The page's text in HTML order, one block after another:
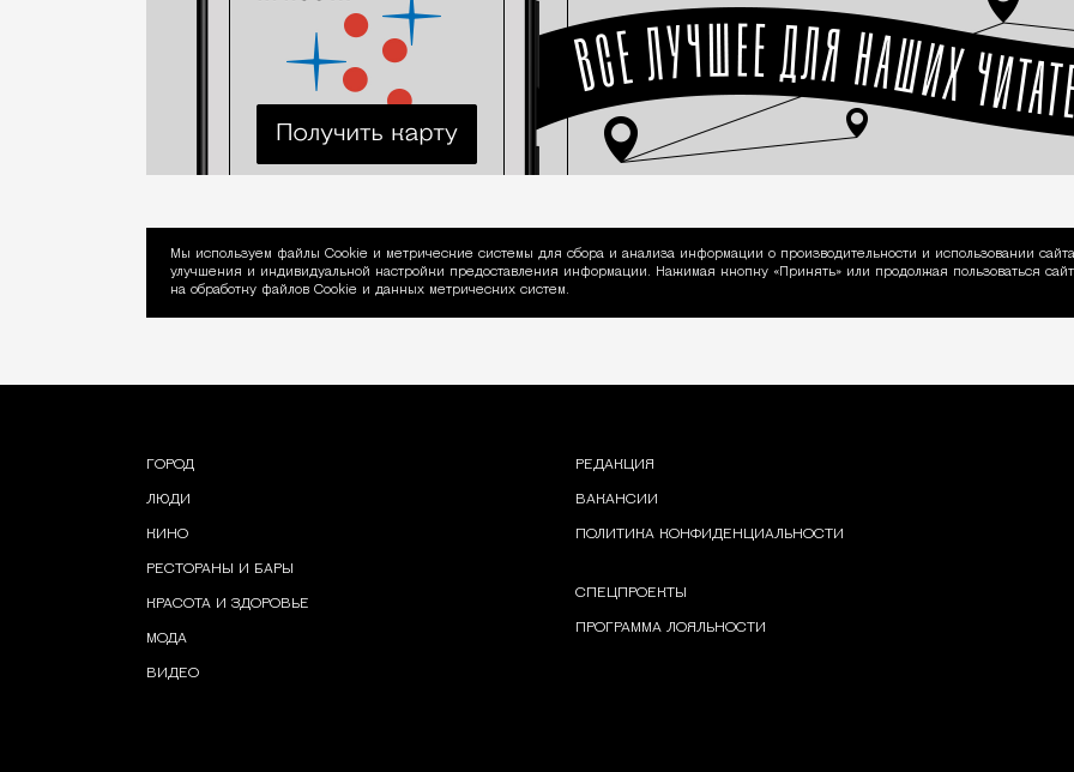
Уведомление об использовании Cookie
Мы используем файлы Сookie и метрические системы для сбора и анализа информации о производительности и использовании
улучшения и индивидуальной настройки предоставления информации. Нажимая кнопку «Принять» или продолжая пользоваться
на обработку файлов Cookie и данных метрических систем.
ГОРОД
ЛЮДИ
КИНО
РЕСТОРАНЫ И БАРЫ
КРАСОТА И ЗДОРОВЬЕ
МОДА
ВИДЕО
РЕДАКЦИЯ
ВАКАНСИИ
ПОЛИТИКА КОНФИДЕНЦИАЛЬНОСТИ
СПЕЦПРОЕКТЫ
ПРОГРАММА ЛОЯЛЬНОСТИ